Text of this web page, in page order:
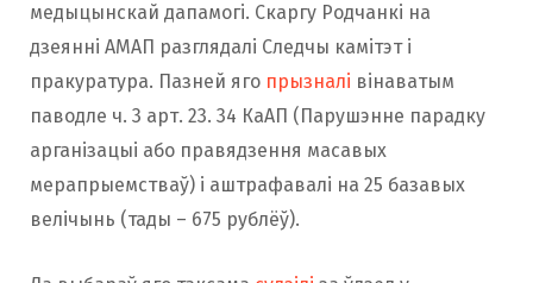
медыцынскай дапамогі. Скаргу Родчанкі на
дзеянні АМАП разглядалі Следчы камітэт і
пракуратура. Пазней яго прызналі вінаватым
паводле ч. 3 арт. 23. 34 КаАП (Парушэнне парадку
арганізацыі або правядзення масавых
мерапрыемстваў) і аштрафавалі на 25 базавых
велічынь (тады – 675 рублёў).